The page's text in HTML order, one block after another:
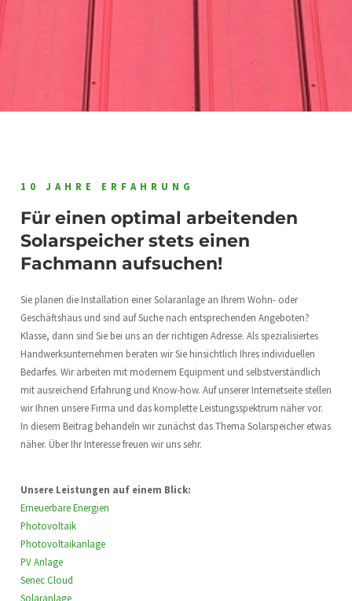
10 JAHRE ERFAHRUNG
Für einen optimal arbeitenden
Solarspeicher stets einen
Fachmann aufsuchen!
Sie planen die Installation einer Solaranlage an Ihrem Wohn- oder
Geschäftshaus und sind auf Suche nach entsprechenden Angeboten?
Klasse, dann sind Sie bei uns an der richtigen Adresse. Als spezialisiertes
Handwerksunternehmen beraten wir Sie hinsichtlich Ihres individuellen
Bedarfes. Wir arbeiten mit modernem Equipment und selbstverständlich
mit ausreichend Erfahrung und Know-how. Auf unserer Internetseite stellen
wir Ihnen unsere Firma und das komplette Leistungsspektrum näher vor.
In diesem Beitrag behandeln wir zunächst das Thema Solarspeicher etwas
näher. Über Ihr Interesse freuen wir uns sehr.
Unsere Leistungen auf einem Blick:
Erneuerbare Energien
Photovoltaik
Photovoltaikanlage
PV Anlage
Senec Cloud
Solaranlage